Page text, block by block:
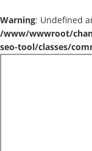
Warning: Undefined
/www/wwwroot/
seo-tool/classes/